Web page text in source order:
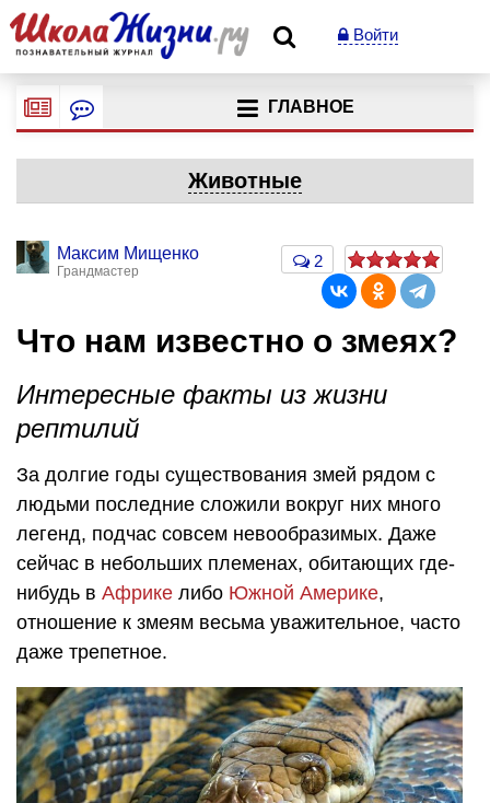
Войти
ГЛАВНОЕ
Животные
Максим Мищенко
Грандмастер
2
Что нам известно о змеях?
Интересные факты из жизни
рептилий
За долгие годы существования змей рядом с
людьми последние сложили вокруг них много
легенд, подчас совсем невообразимых. Даже
сейчас в небольших племенах, обитающих где-
нибудь в Африке либо Южной Америке,
отношение к змеям весьма уважительное, часто
даже трепетное.